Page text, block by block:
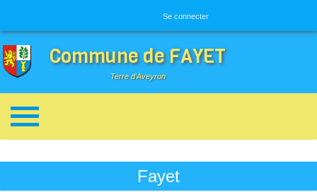
Se connecter
Commune de FAYET
Terre d'Aveyron
Fayet